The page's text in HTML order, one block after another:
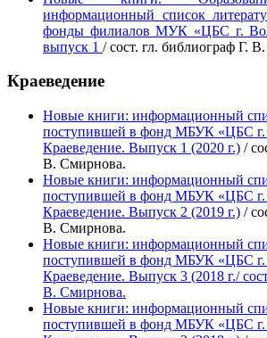
информационный список
фонды филиалов МУК «ЦБС г.
выпуск 1 / сост. гл. библиограф Г.
Краеведение
Новые книги: информационный
поступившей в фонд МБУК «ЦБС г.
Краеведение. Выпуск 1 (2020 г.) /
В. Смирнова.
Новые книги: информационный
поступившей в фонд МБУК «ЦБС г.
Краеведение. Выпуск 2 (2019 г.) /
В. Смирнова.
Новые книги: информационный
поступившей в фонд МБУК «ЦБС г.
Краеведение. Выпуск 3 (2018 г./
В. Смирнова.
Новые книги: информационный
поступившей в фонд МБУК «ЦБС г.